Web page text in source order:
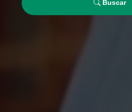
Buscar